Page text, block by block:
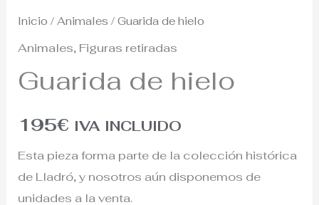
Inicio /Animales / Guarida de hielo
Animales, Figuras retiradas
Guarida de hielo
195€ IVA INCLUIDO
Esta pieza forma parte de la colección histórica
de Lladró, y nosotros aún disponemos de
unidades a la venta.